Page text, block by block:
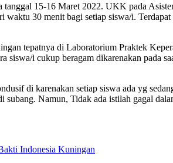
15-16 Maret 2022. UKK pada
30 menit bagi setiap siswa/i.
tepatnya di Laboratorium Praktek
siswa/i cukup beragam dikarenakan pada
di karenakan setiap siswa ada yg
Namun, Tidak ada istilah gagal
Indonesia Kuningan